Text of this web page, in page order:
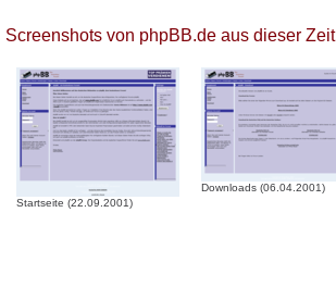
Screenshots von phpBB.de aus dieser Zeit
Startseite (22.09.2001)
Downloads (06.04.2001)